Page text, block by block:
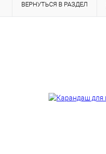
ВЕРНУТЬСЯ В РАЗДЕЛ